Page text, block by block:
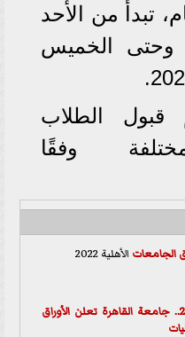
لمدة 5 أيام، تبدأ من الأحد
سبتمبر وحتى الخميس
الطلاب
وفقًا
الجامعات الأهلية 2022
تنسيق الجامعات 2022.. جامعة القاهرة تعلن الأوراق